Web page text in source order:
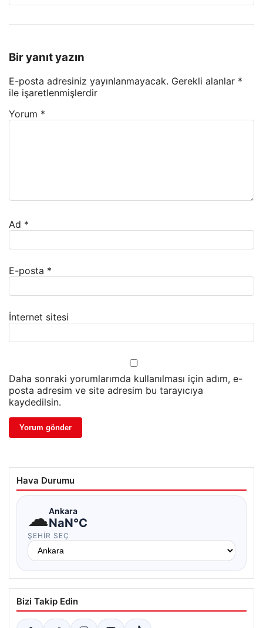
Bir yanıt yazın
E-posta adresiniz yayınlanmayacak. Gerekli alanlar *
ile işaretlenmişlerdir
Yorum *
Ad *
E-posta *
İnternet sitesi
Daha sonraki yorumlarımda kullanılması için adım, e-
posta adresim ve site adresim bu tarayıcıya
kaydedilsin.
Hava Durumu
☁Ankara
NaN°C
ŞEHIR SEÇ
Bizi Takip Edin